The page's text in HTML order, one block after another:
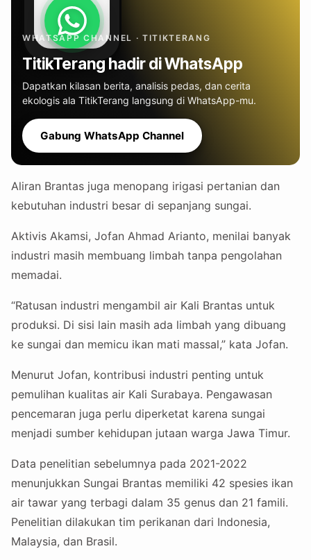
WHATSAPP CHANNEL · TITIKTERANG
TitikTerang hadir di WhatsApp
Dapatkan kilasan berita, analisis pedas, dan cerita
ekologis ala TitikTerang langsung di WhatsApp-mu.
Gabung WhatsApp Channel
Aliran Brantas juga menopang irigasi pertanian dan
kebutuhan industri besar di sepanjang sungai.
Aktivis Akamsi, Jofan Ahmad Arianto, menilai banyak
industri masih membuang limbah tanpa pengolahan
memadai.
“Ratusan industri mengambil air Kali Brantas untuk
produksi. Di sisi lain masih ada limbah yang dibuang
ke sungai dan memicu ikan mati massal,” kata Jofan.
Menurut Jofan, kontribusi industri penting untuk
pemulihan kualitas air Kali Surabaya. Pengawasan
pencemaran juga perlu diperketat karena sungai
menjadi sumber kehidupan jutaan warga Jawa Timur.
Data penelitian sebelumnya pada 2021-2022
menunjukkan Sungai Brantas memiliki 42 spesies ikan
air tawar yang terbagi dalam 35 genus dan 21 famili.
Penelitian dilakukan tim perikanan dari Indonesia,
Malaysia, dan Brasil.